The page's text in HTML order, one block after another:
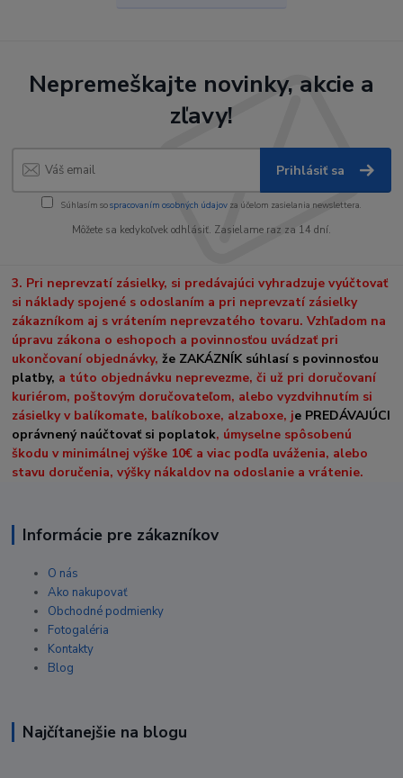
Nepremeškajte novinky, akcie a
zľavy!
Prihlásiť sa
Súhlasím sospracovaním osobných údajov za účelom zasielania newslettera.
Môžete sa kedykoľvek odhlásiť. Zasielame raz za 14 dní.
3. Pri neprevzatí zásielky, si predávajúci vyhradzuje vyúčtovať
si náklady spojené s odoslaním a pri neprevzatí zásielky
zákazníkom aj s vrátením neprevzatého tovaru. Vzhľadom na
úpravu zákona o eshopoch a povinnosťou uvádzať pri
ukončovaní objednávky,že ZAKÁZNÍK súhlasí s povinnosťou
platby, a túto objednávku neprevezme, či už pri doručovaní
kuriérom, poštovým doručovateľom, alebo vyzdvihnutím si
zásielky v balíkomate, balíkoboxe, alzaboxe, je PREDÁVAJÚCI
oprávnený naúčtovať si poplatok, úmyselne spôsobenú
škodu v minimálnej výške 10€ a viac podľa uváženia, alebo
stavu doručenia, výšky nákaldov na odoslanie a vrátenie.
Informácie pre zákazníkov
O nás
Ako nakupovať
Obchodné podmienky
Fotogaléria
Kontakty
Blog
Najčítanejšie na blogu